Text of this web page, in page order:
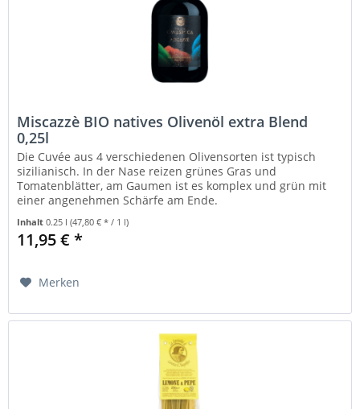
Miscazzè BIO natives Olivenöl extra Blend
0,25l
Die Cuvée aus 4 verschiedenen Olivensorten ist typisch
sizilianisch. In der Nase reizen grünes Gras und
Tomatenblätter, am Gaumen ist es komplex und grün mit
einer angenehmen Schärfe am Ende.
Inhalt0.25 l(47,80 € * / 1 l)
11,95 € *
Merken